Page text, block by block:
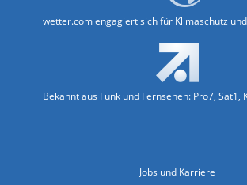
wetter.com engagiert sich für Klimaschutz
Bekannt aus Funk und Fernsehen: Pro7, Sat1,
Jobs und Karriere